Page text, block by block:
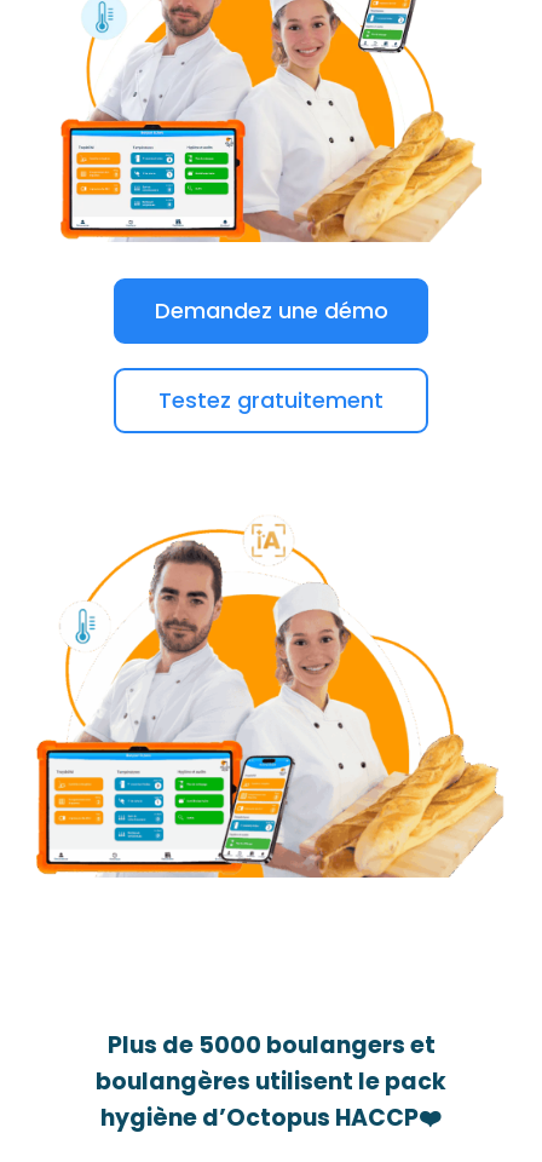
Demandez une démo
Testez gratuitement
Plus de 5000 boulangers et
boulangères utilisent le pack
hygiène d’Octopus HACCP❤️